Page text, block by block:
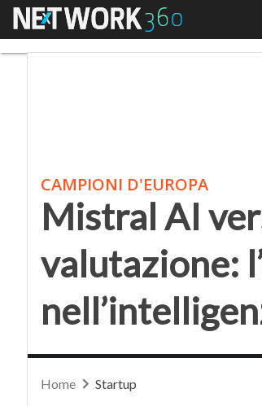
Menu
CAMPIONI D'EUROPA
Mistral AI
valutazione:
Home Startup